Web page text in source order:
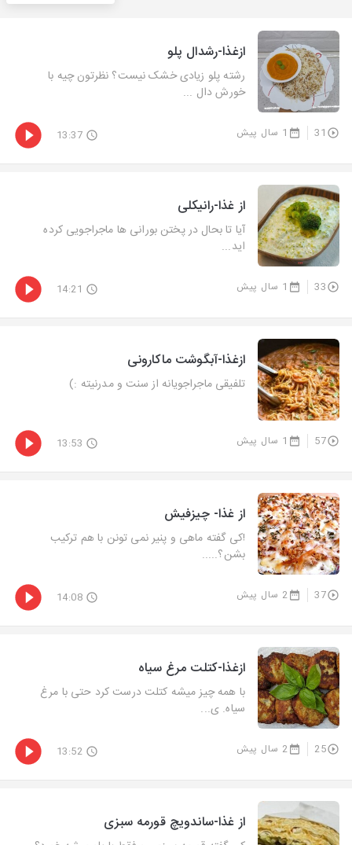
ازغذا-رشدال پلو
رشته پلو زیادی خشک نیست؟ نظرتون چیه با
خورش دال ...
31 1 سال پیش 13:37
از غذا-رانیکلی
آیا تا بحال در پختن بورانی ها ماجراجویی کرده
اید...
33 1 سال پیش 14:21
ازغذا-آبگوشت ماکارونی
تلفیقی ماجراجویانه از سنت و مدرنیته :)
57 1 سال پیش 13:53
از غذا- چیزفیش
!کی گفته ماهی و پنیر نمی تونن با هم ترکیب
بشن؟.....
37 2 سال پیش 14:08
ازغذا-کتلت مرغ سیاه
با همه چیز میشه کتلت درست کرد حتی با مرغ
سیاه. ی...
25 2 سال پیش 13:52
از غذا-ساندویچ قورمه سبزی